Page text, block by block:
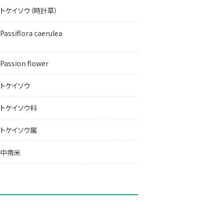
トケイソウ（時計草）
Passiflora caerulea
Passion flower
トケイソウ
トケイソウ科
トケイソウ属
中南米